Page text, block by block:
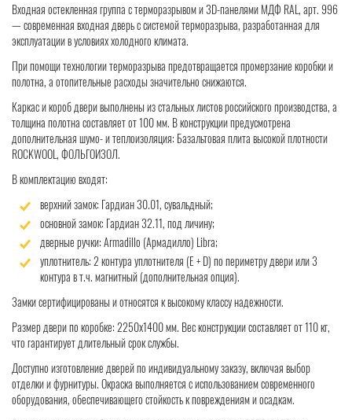
Входная остекленная группа с терморазрывом и 3D-панелями МДФ RAL, арт. 996
— современная входная дверь с системой терморазрыва, разработанная для
эксплуатации в условиях холодного климата.
При помощи технологии терморазрыва предотвращается промерзание коробки и
полотна, а отопительные расходы значительно снижаются.
Каркас и короб двери выполнены из стальных листов российского производства, а
толщина полотна составляет от 100 мм. В конструкции предусмотрена
дополнительная шумо- и теплоизоляция: Базальтовая плита высокой плотности
ROCKWOOL, ФОЛЬГОИЗОЛ.
В комплектацию входят:
верхний замок: Гардиан 30.01, сувальдный;
основной замок: Гардиан 32.11, под личину;
дверные ручки: Armadillo (Армадилло) Libra;
уплотнитель: 2 контура уплотнителя (Е + D) по периметру двери или 3
контура в т.ч. магнитный (дополнительная опция).
Замки сертифицированы и относятся к высокому классу надежности.
Размер двери по коробке: 2250х1400 мм. Вес конструкции составляет от 110 кг,
что гарантирует длительный срок службы.
Доступно изготовление дверей по индивидуальному заказу, включая выбор
отделки и фурнитуры. Окраска выполняется с использованием современного
оборудования, обеспечивающего стойкость к повреждениям и осадкам.